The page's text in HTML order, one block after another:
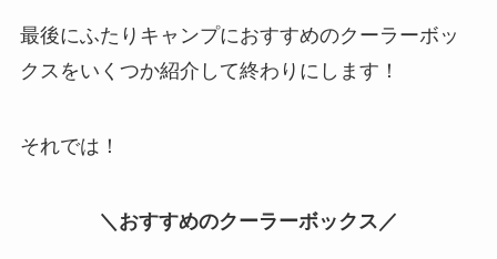
最後にふたりキャンプにおすすめのクーラーボッ
クスをいくつか紹介して終わりにします！
それでは！
＼おすすめのクーラーボックス／